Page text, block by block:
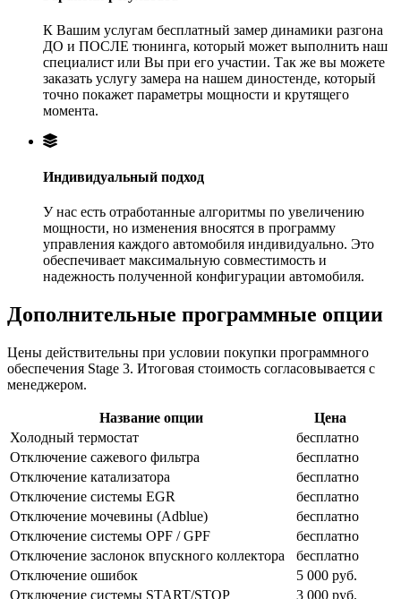
К Вашим услугам бесплатный замер динамики разгона
ДО и ПОСЛЕ тюнинга, который может выполнить наш
специалист или Вы при его участии. Так же вы можете
заказать услугу замера на нашем диностенде, который
точно покажет параметры мощности и крутящего
момента.
Индивидуальный подход
У нас есть отработанные алгоритмы по увеличению
мощности, но изменения вносятся в программу
управления каждого автомобиля индивидуально. Это
обеспечивает максимальную совместимость и
надежность полученной конфигурации автомобиля.
Дополнительные программные опции
Цены действительны при условии покупки программного
обеспечения Stage 3. Итоговая стоимость согласовывается с
менеджером.
Название опции
Цена
Холодный термостат
бесплатно
Отключение сажевого фильтра
бесплатно
Отключение катализатора
бесплатно
Отключение системы EGR
бесплатно
Отключение мочевины (Adblue)
бесплатно
Отключение системы OPF / GPF
бесплатно
Отключение заслонок впускного коллектора
бесплатно
Отключение ошибок
5 000 руб.
Отключение системы START/STOP
3 000 руб.